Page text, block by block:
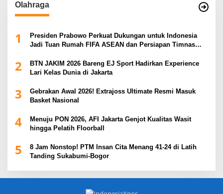
Olahraga
1
Presiden Prabowo Perkuat Dukungan untuk Indonesia
Jadi Tuan Rumah FIFA ASEAN dan Persiapan Timnas
2
BTN JAKIM 2026 Bareng EJ Sport Hadirkan Experience
Lari Kelas Dunia di Jakarta
3
Gebrakan Awal 2026! Extrajoss Ultimate Resmi Masuk
Basket Nasional
4
Menuju PON 2026, AFI Jakarta Genjot Kualitas Wasit
hingga Pelatih Floorball
5
8 Jam Nonstop! PTM Insan Cita Menang 41-24 di Latih
Tanding Sukabumi-Bogor